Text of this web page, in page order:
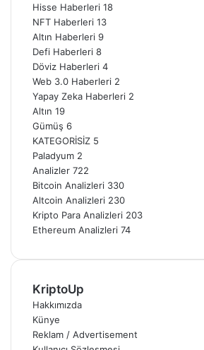
Hisse Haberleri 18
NFT Haberleri 13
Altın Haberleri 9
Defi Haberleri 8
Döviz Haberleri 4
Web 3.0 Haberleri 2
Yapay Zeka Haberleri 2
Altın 19
Gümüş 6
KATEGORİSİZ 5
Paladyum 2
Analizler 722
Bitcoin Analizleri 330
Altcoin Analizleri 230
Kripto Para Analizleri 203
Ethereum Analizleri 74
KriptoUp
Hakkımızda
Künye
Reklam / Advertisement